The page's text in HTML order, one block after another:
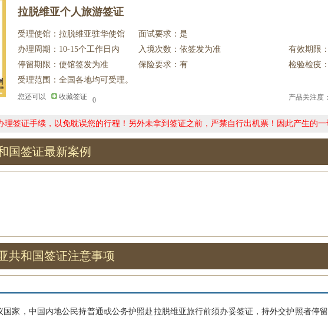
拉脱维亚个人旅游签证
受理使馆：拉脱维亚驻华使馆
面试要求：是
办理周期：10-15个工作日内
入境次数：依签发为准
有效期限
停留期限：使馆签发为准
保险要求：有
检验检疫
受理范围：全国各地均可受理。
您还可以 收藏签证 0 产品关注度
理签证手续，以免耽误您的行程！另外未拿到签证之前，严禁自行出机票！因此产生的一
国签证最新案例
共和国签证注意事项
，中国内地公民持普通或公务护照赴拉脱维亚旅行前须办妥签证，持外交护照者停